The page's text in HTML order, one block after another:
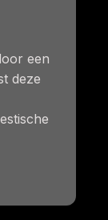
een
deze